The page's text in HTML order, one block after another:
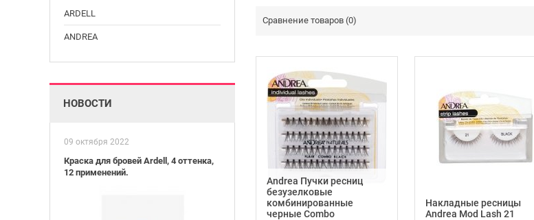
ARDELL
ANDREA
НОВОСТИ
09 октября 2022
Краска для бровей Ardell, 4 оттенка,
12 применений.
Сравнение товаров (0)
Andrea Пучки ресниц
безузелковые
комбинированные
черные Combo
Накладные ресницы
Andrea Mod Lash 21